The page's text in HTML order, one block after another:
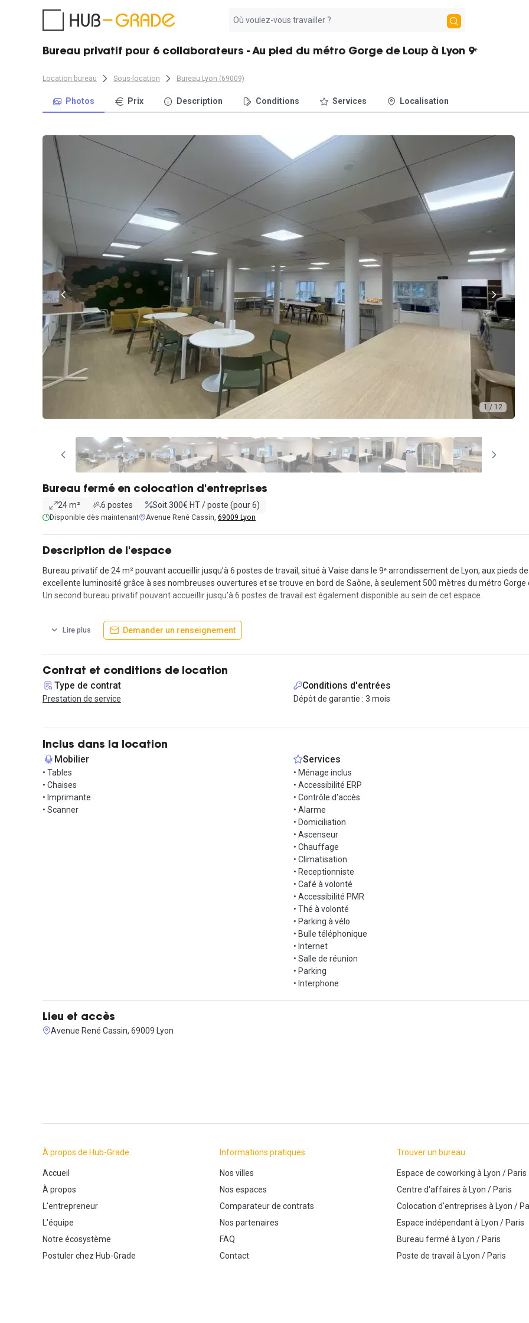
résultat
Bureau privatif pour 6 collaborateurs - Au pied du métro Gorge de Loup à Lyon 9ᵉ
Location bureau Sous-location Bureau Lyon (69009)
Photos Prix Description Conditions Services Localisation
1 / 12
Bureau fermé en colocation d'entreprises
24 m² 6 postes Soit 300€ HT / poste (pour 6)
Disponible dès maintenant Avenue René Cassin, 69009 Lyon
Description de l'espace
Bureau privatif de 24 m² pouvant accueillir jusqu’à 6 postes de travail, situé à Vaise dans le 9ᵉ arrondissement de Lyon, aux pieds
excellente luminosité grâce à ses nombreuses ouvertures et se trouve en bord de Saône, à seulement 500 mètres du métro Gorge
Un second bureau privatif pouvant accueillir jusqu’à 6 postes de travail est également disponible au sein de cet espace.
Implanté au sein d’un plateau de 1 150 m², cet espace propose une solution clé en main avec des conditions contractuelles
parfaitement adapté pour une équipe de 6 collaborateurs. Deux autres bureaux privatifs sont également présents sur le plateau,
La location se fait dans le cadre d’un contrat en prestation de services avec un engagement minimum de trois mois, un mois de
services sont inclus afin de garantir un confort de travail optimal, notamment la domiciliation, un accueil avec réceptionniste,
ménage, la climatisation, le chauffage, un système d’alarme, un contrôle d’accès sécurisé, un interphone ainsi que l’accessibilité
desservi.
Le quartier offre un cadre pratique et agréable avec de nombreux services à proximité tels que restaurants, supermarchés,
D avec les stations Gorge de Loup et Valmy, de nombreuses lignes de bus à proximité immédiate ainsi qu’un accès rapide aux
Contactez-nous pour organiser une visite !
Lire plus Demander un renseignement
Contrat et conditions de location
Type de contrat
Prestation de service
Conditions d'entrées
Dépôt de garantie : 3 mois
Inclus dans la location
Mobilier
• Tables
• Chaises
• Imprimante
• Scanner
Services
• Ménage inclus
• Accessibilité ERP
• Contrôle d'accès
• Alarme
• Domiciliation
• Ascenseur
• Chauffage
• Climatisation
• Receptionniste
• Café à volonté
• Accessibilité PMR
• Thé à volonté
• Parking à vélo
• Bulle téléphonique
• Internet
• Salle de réunion
• Parking
• Interphone
Lieu et accès
Avenue René Cassin, 69009 Lyon
À propos de Hub-Grade
Accueil
À propos
L'entrepreneur
L'équipe
Notre écosystème
Postuler chez Hub-Grade
Informations pratiques
Nos villes
Nos espaces
Comparateur de contrats
Nos partenaires
FAQ
Contact
Trouver un bureau
Espace de coworking à Lyon /Paris
Centre d'affaires à Lyon /Paris
Colocation d'entreprises à Lyon /
Espace indépendantà Lyon /Paris
Bureau fermé à Lyon /Paris
Poste de travail à Lyon /Paris